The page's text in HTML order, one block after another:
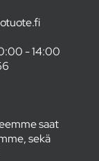
- 14:00
saat
sekä